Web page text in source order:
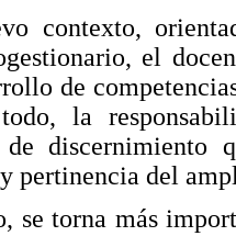
contexto,
el
de
la
de
pertinencia del
se torna más